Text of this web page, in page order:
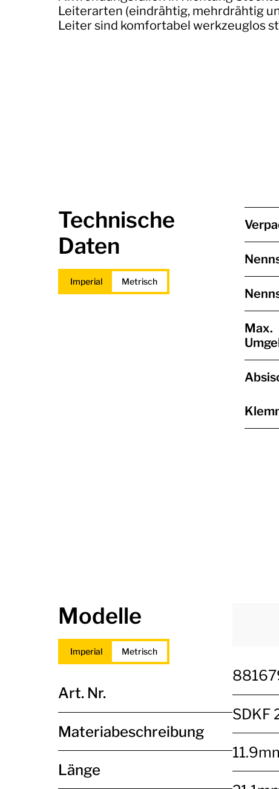
Leiterarten (eindrähtig, mehrdrähtig
Leiter sind komfortabel werkzeuglos
Technische
Daten
Imperial Metrisch
Max.
Modelle
Imperial Metrisch
Art. Nr.
Materiabeschreibung
Länge
SDKF